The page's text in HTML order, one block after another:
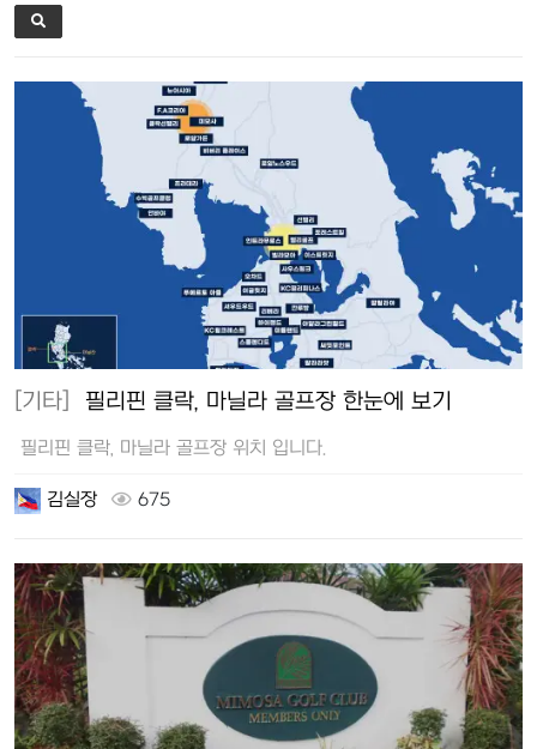
[기타] 필리핀 클락, 마닐라 골프장 한눈에 보기
필리핀 클락, 마닐라 골프장 위치 입니다.
김실장 675